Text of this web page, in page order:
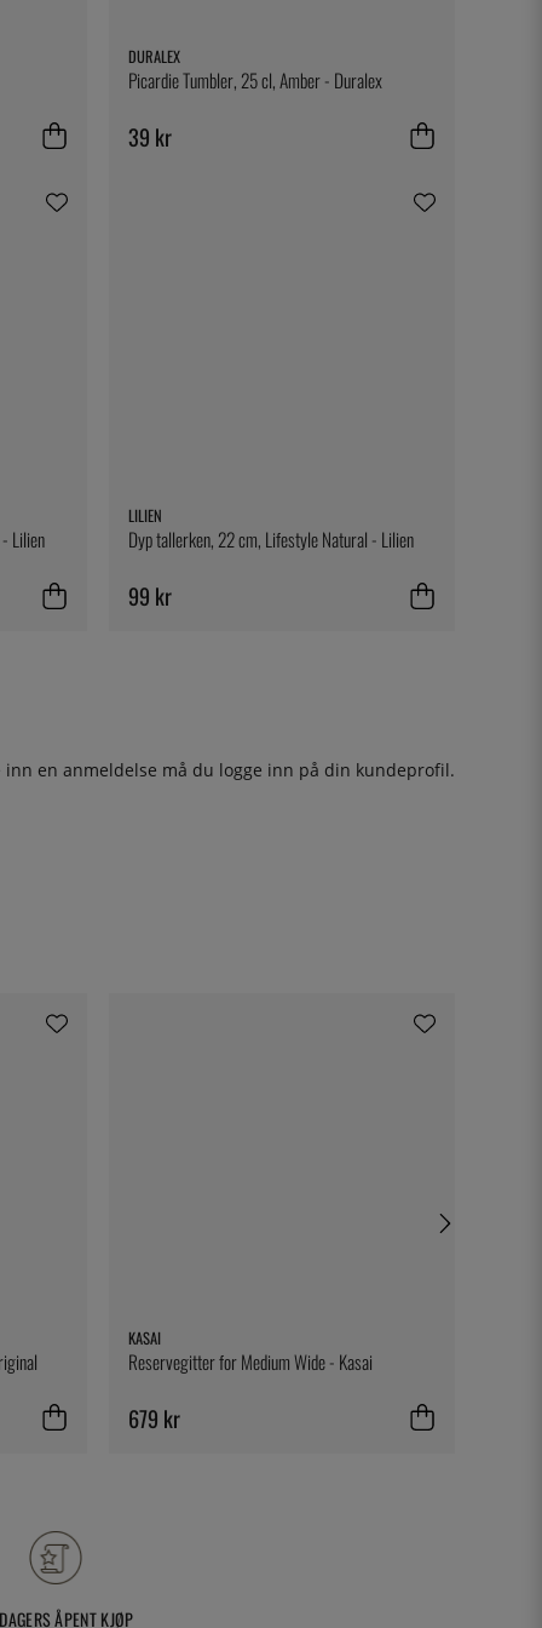
DURALEX
Picardie Tumbler, 25 cl, Amber - Duralex
39 kr
Lilien
LILIEN
Dyp tallerken, 22 cm, Lifestyle Natural - Lilien
99 kr
inn en anmeldelse må du logge inn på din kundeprofil.
KASAI
Reservegitter for Medium Wide - Kasai
679 kr
ÅPENT KJØP